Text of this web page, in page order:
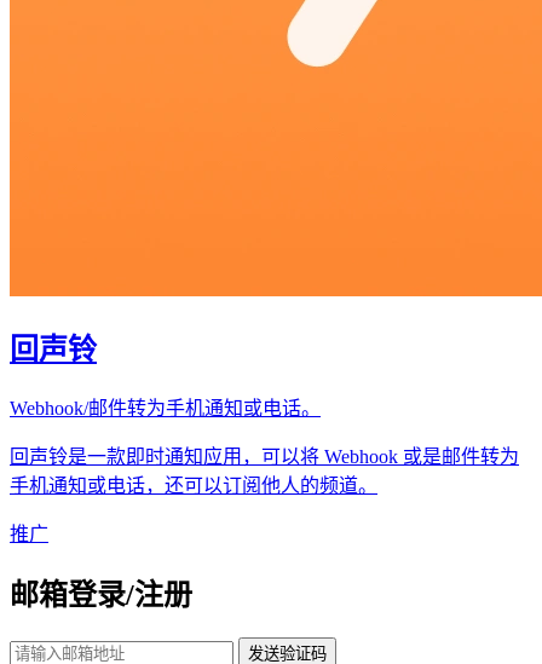
回声铃
Webhook/邮件转为手机通知或电话。
回声铃是一款即时通知应用，可以将 Webhook 或是邮件转为
手机通知或电话，还可以订阅他人的频道。
推广
邮箱登录/注册
发送验证码